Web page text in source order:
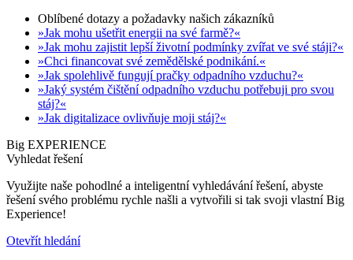
Oblíbené dotazy a požadavky našich zákazníků
»Jak mohu ušetřit energii na své farmě?«
»Jak mohu zajistit lepší životní podmínky zvířat ve své stáji?«
»Chci financovat své zemědělské podnikání.«
»Jak spolehlivě fungují pračky odpadního vzduchu?«
»Jaký systém čištění odpadního vzduchu potřebuji pro svou
stáj?«
»Jak digitalizace ovlivňuje moji stáj?«
Big EXPERIENCE
Vyhledat řešení
Využijte naše pohodlné a inteligentní vyhledávání řešení, abyste
řešení svého problému rychle našli a vytvořili si tak svoji vlastní Big
Experience!
Otevřít hledání